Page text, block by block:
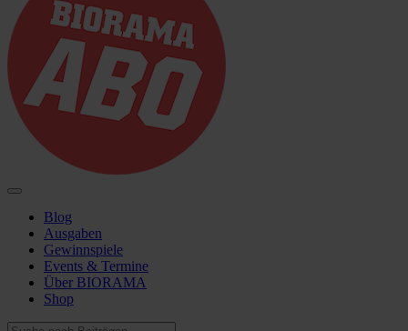
Blog
Ausgaben
Gewinnspiele
Events & Termine
Über BIORAMA
Shop